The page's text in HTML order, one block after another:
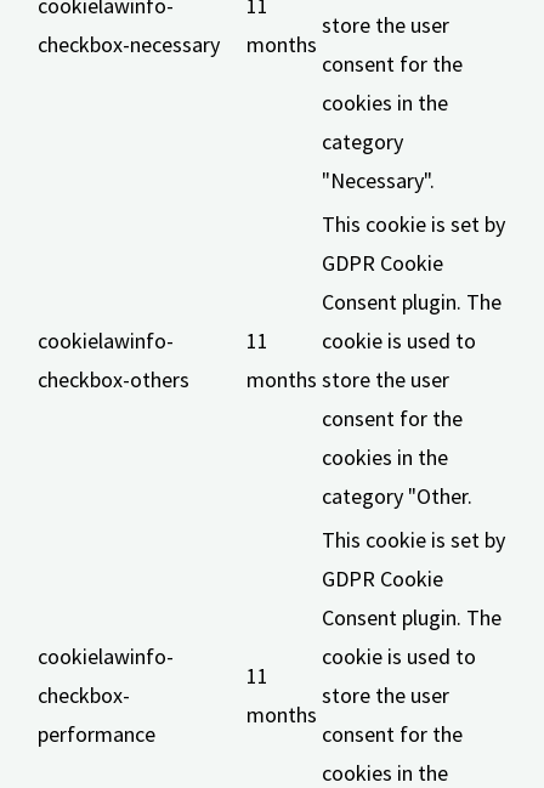
checkbox-necessary
months
store the user
consent for the
cookies in the
category
"Necessary".
cookielawinfo-
checkbox-others
11
months
This cookie is set by
GDPR Cookie
Consent plugin. The
cookie is used to
store the user
consent for the
cookies in the
category "Other.
cookielawinfo-
checkbox-
performance
11
months
This cookie is set by
GDPR Cookie
Consent plugin. The
cookie is used to
store the user
consent for the
cookies in the